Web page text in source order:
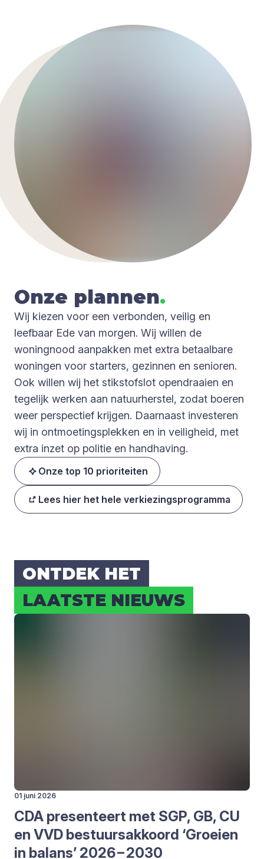
Onze plan­nen.
Wij kiezen voor een verbonden, veilig en
leefbaar Ede van morgen. Wij willen de
woningnood aanpakken met extra betaalbare
woningen voor starters, gezinnen en senioren.
Ook willen wij het stikstofslot opendraaien en
tegelijk werken aan natuurherstel, zodat boeren
weer perspectief krijgen. Daarnaast investeren
wij in ontmoetingsplekken en in veiligheid, met
extra inzet op politie en handhaving.
Onze top 10 prioriteiten
Lees hier het hele verkiezingsprogramma
ONT­DEK HET
LAAT­STE NIEUWS
01 juni 2026
CDA pre­sen­teert met SGP, GB, CU
en VVD bestuurs­ak­koord ‘Groei­en
in balans’ 2026–2030